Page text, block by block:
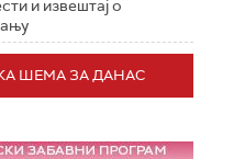
и извештај о
ШЕМА ЗА ДАНАС